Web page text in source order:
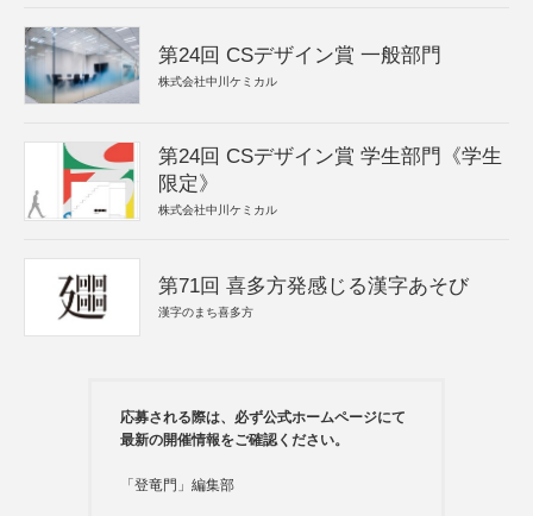
第24回 CSデザイン賞 一般部門
株式会社中川ケミカル
第24回 CSデザイン賞 学生部門《学生
限定》
株式会社中川ケミカル
第71回 喜多方発感じる漢字あそび
漢字のまち喜多方
応募される際は、必ず公式ホームページにて
最新の開催情報をご確認ください。
「登竜門」編集部